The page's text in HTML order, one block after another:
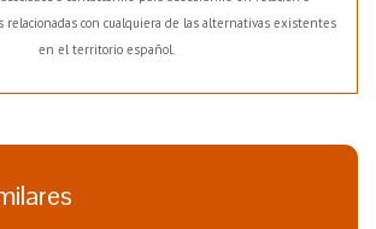
relacionadas con cualquiera de las alternativas existentes
en el territorio español.